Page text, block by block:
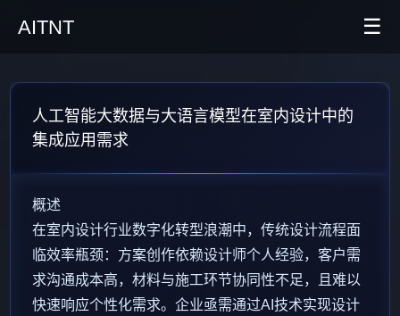
AITNT
AITNT交流群
☰
人工智能大数据与大语言模型在室内设计中的
集成应用需求
概述
在室内设计行业数字化转型浪潮中，传统设计流程面
临效率瓶颈：方案创作依赖设计师个人经验，客户需
求沟通成本高，材料与施工环节协同性不足，且难以
快速响应个性化需求。企业亟需通过AI技术实现设计